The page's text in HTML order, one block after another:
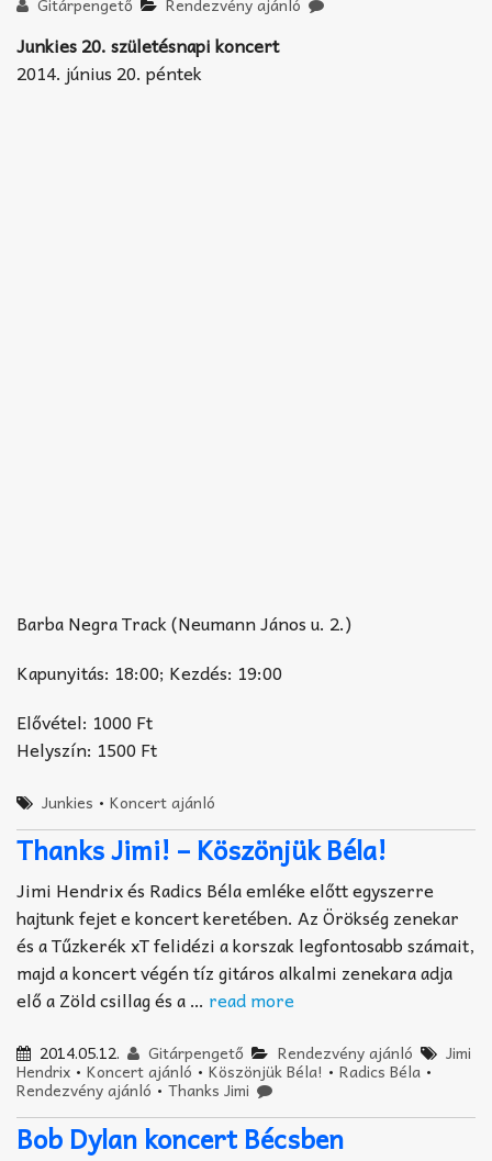
TABok
Junkies 20. születésnapi koncert
2014. június 20. péntek
Barba Negra Track (Neumann János u. 2.)
Kapunyitás: 18:00; Kezdés: 19:00
Elővétel: 1000 Ft
Helyszín: 1500 Ft
Junkies •Koncert ajánló
Thanks Jimi! – Köszönjük Béla!
Jimi Hendrix és Radics Béla emléke előtt egyszerre
hajtunk fejet e koncert keretében. Az Örökség zenekar
és a Tűzkerék xT felidézi a korszak legfontosabb számait,
majd a koncert végén tíz gitáros alkalmi zenekara adja
elő a Zöld csillag és a … read more
2014.05.12. Gitárpengető Rendezvény ajánló Jimi
Hendrix • Koncert ajánló • Köszönjük Béla! • Radics Béla •
Rendezvény ajánló • Thanks Jimi
Bob Dylan koncert Bécsben